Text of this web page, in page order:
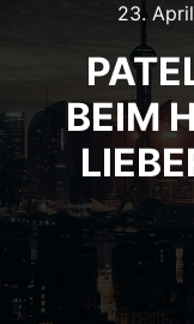
23.
BEIM